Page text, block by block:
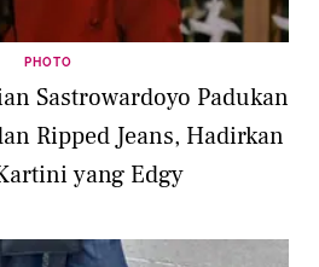
PHOTO
Sastrowardoyo Padukan
Ripped Jeans, Hadirkan
yang Edgy